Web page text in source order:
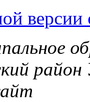
версии
район